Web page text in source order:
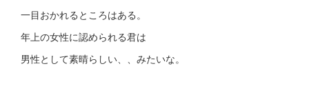
一目おかれるところはある。
年上の女性に認められる君は
男性として素晴らしい、、みたいな。